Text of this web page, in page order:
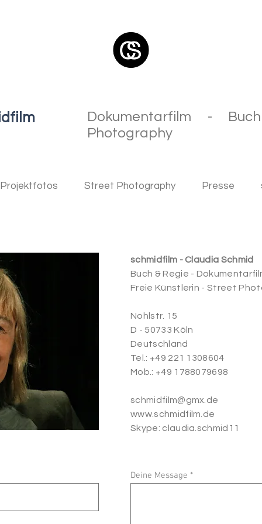
Dokumentarfilm -
Photography
Projektfotos Street Photography Presse
schmidfilm - Claudia Schmid
Buch & Regie -
Freie Künstlerin - Street
Nohlstr. 15
D - 50733 Köln
Deutschland
Tel.: +49 221 1308604
Mob.: +49 1788079698
schmidfilm@gmx.de
www.schmidfilm.de
Skype: claudia.schmid11
Deine Message